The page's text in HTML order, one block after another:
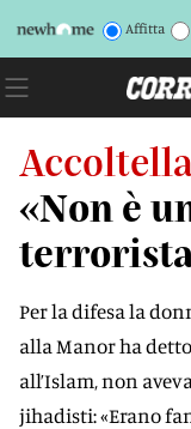
Affitta
«Non è
Per la difesa la
alla Manor ha
all’Islam, non
jihadisti: «Erano